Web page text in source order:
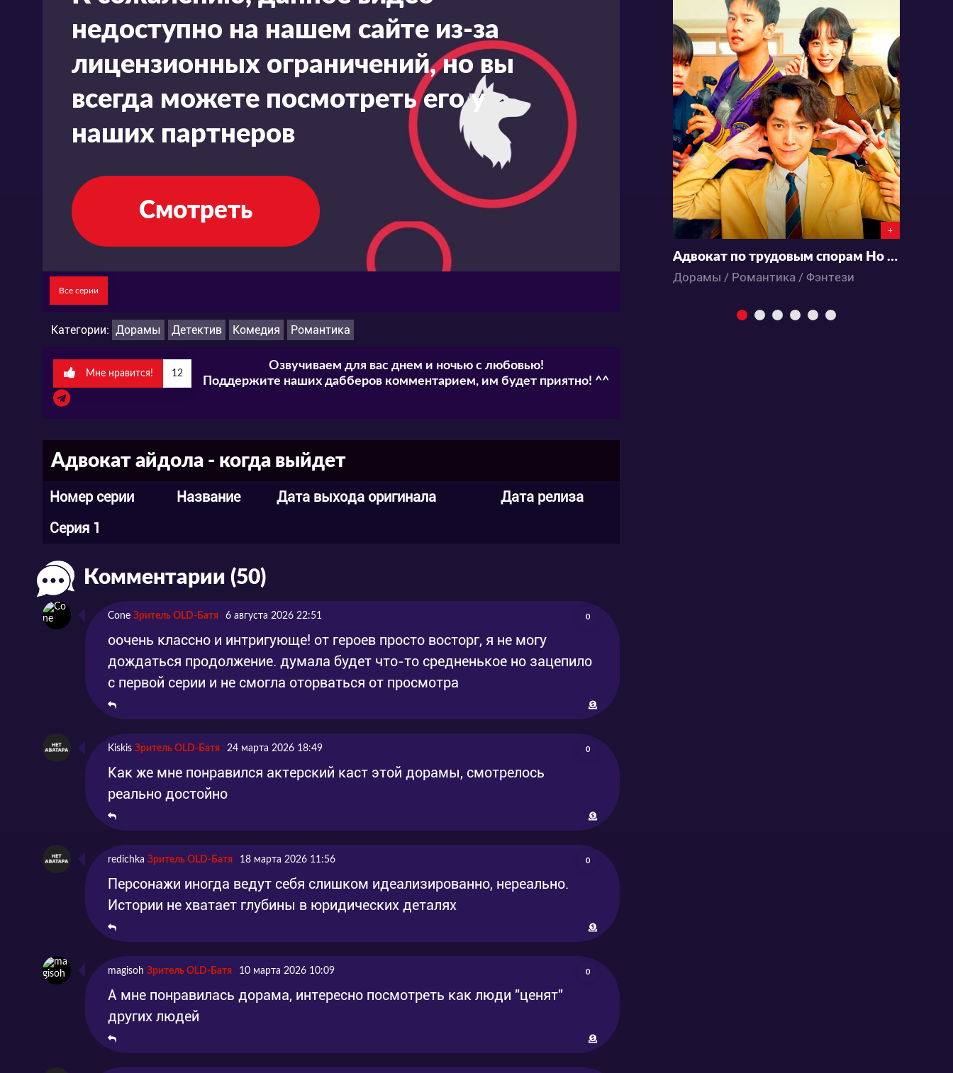
недоступно на нашем сайте из-за
лицензионных ограничений, но вы
всегда можете посмотреть его у
наших партнеров
Смотреть
Все серии
Категории: Дорамы Детектив Комедия Романтика
Мне нравится! 12
Озвучиваем для вас днем и ночью с любовью!
Поддержите наших дабберов комментарием, им будет приятно! ^^
Адвокат айдола - когда выйдет
Номер серии Название Дата выхода оригинала
Дата релиза
Серия 1
Комментарии (50)
Cone Зритель OLD-Батя 6 августа 2026 22:51 0
оочень классно и интригующе! от героев просто восторг, я не могу
дождаться продолжение. думала будет что-то средненькое но зацепило
с первой серии и не смогла оторваться от просмотра
Kiskis Зритель OLD-Батя 24 марта 2026 18:49 0
Как же мне понравился актерский каст этой дорамы, смотрелось
реально достойно
redichka Зритель OLD-Батя 18 марта 2026 11:56 0
Персонажи иногда ведут себя слишком идеализированно, нереально.
Истории не хватает глубины в юридических деталях
magisoh Зритель OLD-Батя 10 марта 2026 10:09 0
А мне понравилась дорама, интересно посмотреть как люди "ценят"
других людей
+
Адвокат по трудовым спорам Но Му Джин | Oh My Ghost Clients
Дорамы / Романтика / Фэнтези